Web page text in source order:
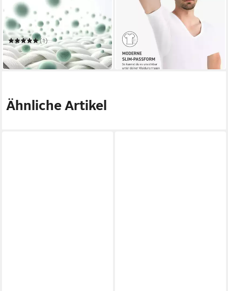
ODABAN
Funktionsshirt odaban®
kühlendes Anti-Schweiß
Shirt Frauen + Achselpads
(1)
49,95 €
in 4-5 Werktagen bei dir
ODABAN
Funktionsunterhemd
in 4-5 Werktagen bei dir
Ähnliche Artikel